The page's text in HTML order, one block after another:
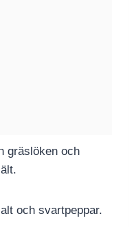
gräslöken och
och svartpeppar.